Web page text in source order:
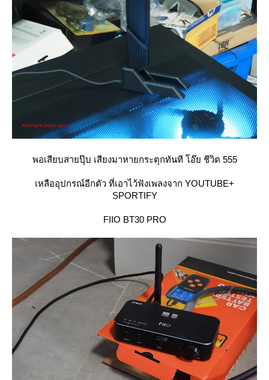
พอเสียบสายปุ๊บ เสียงมาหายกระตุกทันที โอ๊ย ชีวิต 555
เหลืออุปกรณ์อีกตัว ที่เอาไว้ฟังเพลงจาก YOUTUBE+
SPORTIFY
FIIO BT30 PRO